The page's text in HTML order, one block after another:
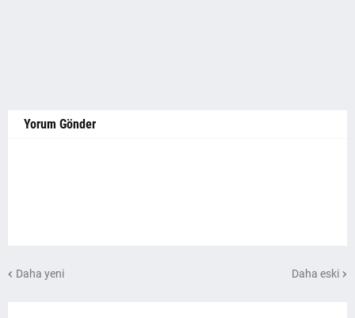
Yorum Gönder
Daha yeni Daha eski